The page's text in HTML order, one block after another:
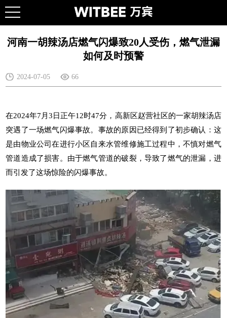
河南一胡辣汤店燃气闪爆致20人受伤，燃气泄漏
如何及时预警
2024-07-05 66
在2024年7月3日正午12时47分，高新区赵营社区的一家胡辣汤店
突遇了一场燃气闪爆事故。事故的原因已经得到了初步确认：这
是由物业公司在进行小区自来水管维修施工过程中，不慎对燃气
管道造成了损害。由于燃气管道的破裂，导致了燃气的泄漏，进
而引发了这场惊险的闪爆事故。